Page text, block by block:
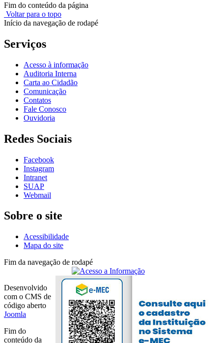
Fim do conteúdo da página
Voltar para o topo
Início da navegação de rodapé
Serviços
Acesso à informação
Auditoria Interna
Carta ao Cidadão
Comunicação
Contatos
Fale Conosco
Ouvidoria
Redes Sociais
Facebook
Instagram
Intranet
SUAP
Webmail
Sobre o site
Acessibilidade
Mapa do site
Fim da navegação de rodapé
Desenvolvido
com o CMS de
código aberto
Joomla
Fim do
conteúdo da